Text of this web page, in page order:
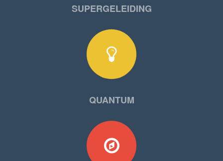
SUPERGELEIDING
QUANTUM